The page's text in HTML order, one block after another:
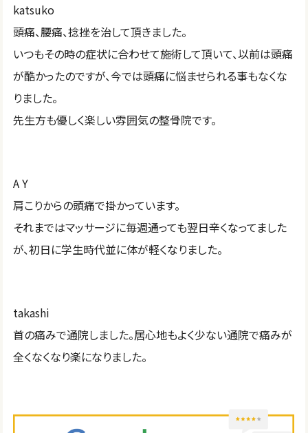
katsuko
頭痛、腰痛、捻挫を治して頂きました。
いつもその時の症状に合わせて施術して頂いて、以前は頭痛
が酷かったのですが、今では頭痛に悩ませられる事もなくな
りました。
先生方も優しく楽しい雰囲気の整骨院です。
A Y
肩こりからの頭痛で掛かっています。
それまではマッサージに毎週通っても翌日辛くなってました
が、初日に学生時代並に体が軽くなりました。
takashi
首の痛みで通院しました。居心地もよく少ない通院で痛みが
全くなくなり楽になりました。